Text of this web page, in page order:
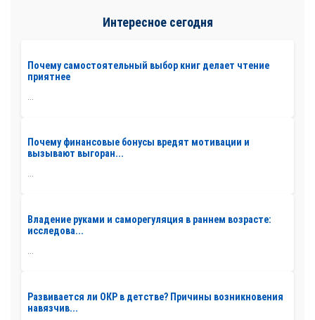
Интересное сегодня
Почему самостоятельный выбор книг делает чтение
приятнее
Почему финансовые бонусы вредят мотивации и
вызывают выгоран...
...
Владение руками и саморегуляция в раннем возрасте:
исследова...
Развивается ли ОКР в детстве? Причины возникновения
навязчив...